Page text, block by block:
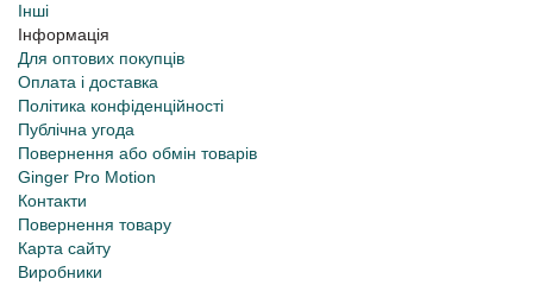
Інші
Інформація
Для оптових покупців
Оплата і доставка
Політика конфіденційності
Публічна угода
Повернення або обмін товарів
Ginger Pro Motion
Контакти
Повернення товару
Карта сайту
Виробники